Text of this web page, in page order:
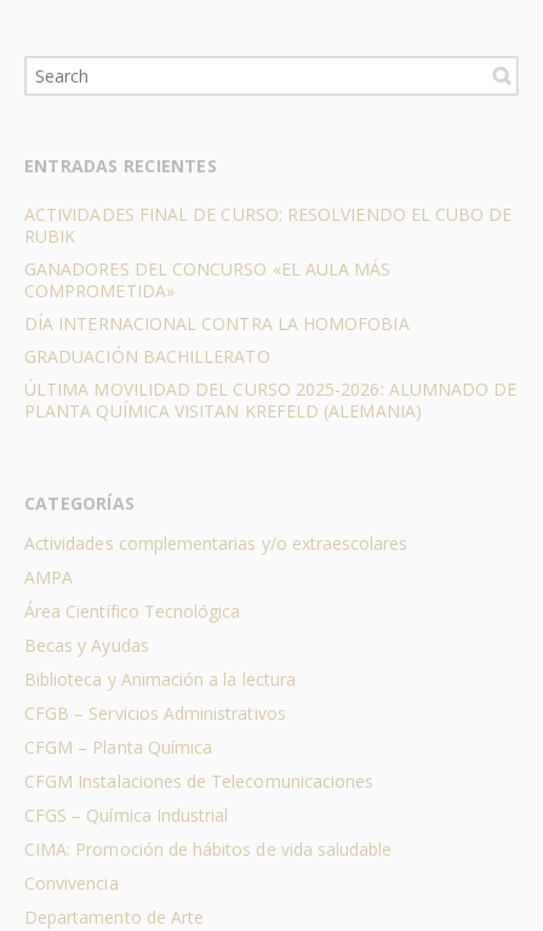
ENTRADAS RECIENTES
ACTIVIDADES FINAL DE CURSO: RESOLVIENDO EL CUBO DE
RUBIK
GANADORES DEL CONCURSO «EL AULA MÁS
COMPROMETIDA»
DÍA INTERNACIONAL CONTRA LA HOMOFOBIA
GRADUACIÓN BACHILLERATO
ÚLTIMA MOVILIDAD DEL CURSO 2025-2026: ALUMNADO DE
PLANTA QUÍMICA VISITAN KREFELD (ALEMANIA)
CATEGORÍAS
Actividades complementarias y/o extraescolares
AMPA
Área Científico Tecnológica
Becas y Ayudas
Biblioteca y Animación a la lectura
CFGB – Servicios Administrativos
CFGM – Planta Química
CFGM Instalaciones de Telecomunicaciones
CFGS – Química Industrial
CIMA: Promoción de hábitos de vida saludable
Convivencia
Departamento de Arte